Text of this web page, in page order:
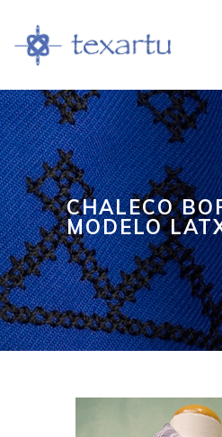
CHALECO
MODELO